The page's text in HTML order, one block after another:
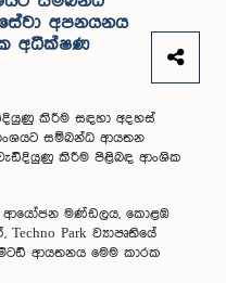
අපනයනය
අධීක්ෂණ
කිරීම සඳහා අදහස්
සම්බන්ධ ආයතන
කිරීම පිළිබඳ ආංශික
ආයෝජන මණ්ඩලය, කොළඹ
Park ව්‍යාපෘතියේ
ආයතනය මෙම කාරක